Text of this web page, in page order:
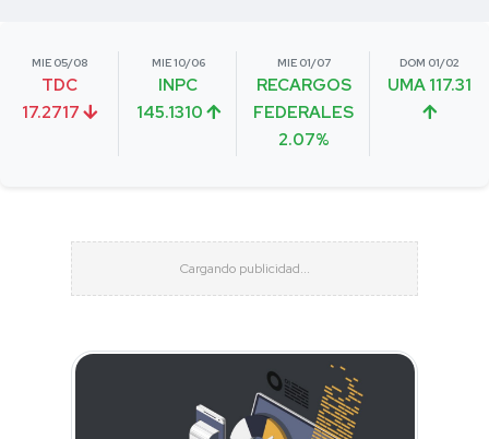
MIE 05/08
TDC
17.2717
MIE 10/06
INPC
145.1310
MIE 01/07
RECARGOS
FEDERALES
2.07%
DOM 01/02
UMA 117.31